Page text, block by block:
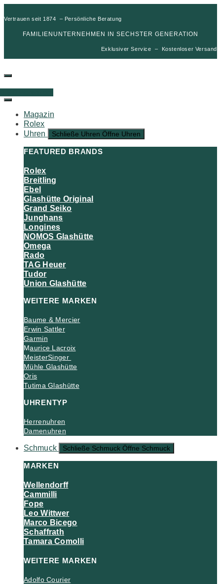
Vertrauen seit 1874 – Persönliche Beratung
FAMILIENUNTERNEHMEN IN SECHSTER GENERATION
Exklusiver Service – Kostenloser Versand
Magazin
Rolex
Uhren
Schließe Uhren Öffne Uhren
FEATURED BRANDS
Rolex
Breitling
Ebel
Glashütte Original
Grand Seiko
Junghans
Longines
NOMOS Glashütte
Omega
Rado
TAG Heuer
Tudor
Union Glashütte
WEITERE MARKEN
Baume & Mercier
Erwin Sattler
Garmin
Maurice Lacroix
MeisterSinger
Mühle Glashütte
Oris
Tutima Glashütte
UHRENTYP
Herrenuhren
Damenuhren
Schmuck Schließe Schmuck Öffne Schmuck
MARKEN
Wellendorff
Cammilli
Fope
Leo Wittwer
Marco Bicego
Schaffrath
Tamara Comolli
WEITERE MARKEN
Adolfo Courier